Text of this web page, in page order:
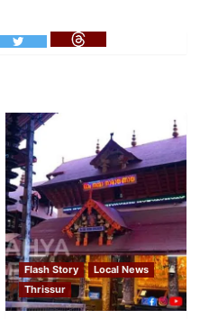
Flash Story
Local News
Thrissur